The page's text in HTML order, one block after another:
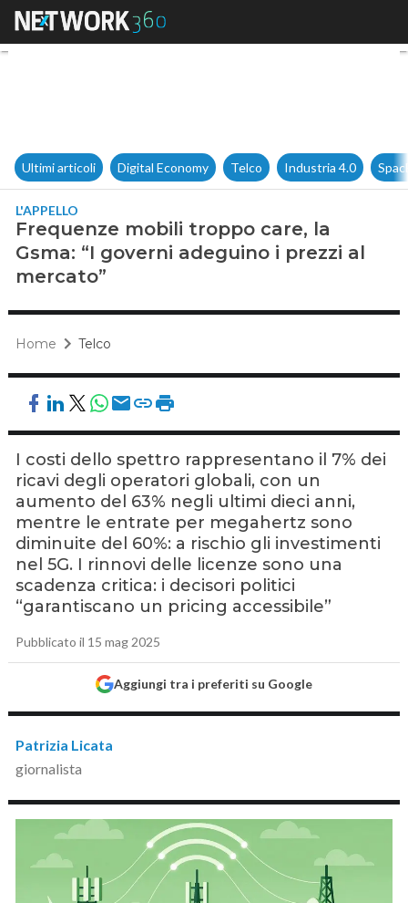
Frequenze mobili troppo
Ultimi articoli Digital Economy Telco Industria 4.0
L'APPELLO
Frequenze mobili troppo care, la
Gsma: “I governi adeguino i prezzi al
mercato”
Home Telco
I costi dello spettro rappresentano il 7% dei
ricavi degli operatori globali, con un
aumento del 63% negli ultimi dieci anni,
mentre le entrate per megahertz sono
diminuite del 60%: a rischio gli investimenti
nel 5G. I rinnovi delle licenze sono una
scadenza critica: i decisori politici
“garantiscano un pricing accessibile”
Pubblicato il 15 mag 2025
Aggiungi tra i preferiti su Google
Patrizia Licata
giornalista